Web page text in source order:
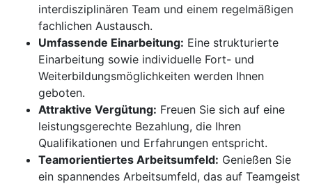
interdisziplinären Team und einem regelmäßigen
fachlichen Austausch.
Umfassende Einarbeitung: Eine strukturierte
Einarbeitung sowie individuelle Fort- und
Weiterbildungsmöglichkeiten werden Ihnen
geboten.
Attraktive Vergütung: Freuen Sie sich auf eine
leistungsgerechte Bezahlung, die Ihren
Qualifikationen und Erfahrungen entspricht.
Teamorientiertes Arbeitsumfeld: Genießen Sie
ein spannendes Arbeitsumfeld, das auf Teamgeist